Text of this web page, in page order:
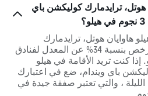
هوتل، ترايدمارك كوليكشن باي
هاوايان هوتل، ترايدمارك
كوليكشن باي ويندام عادة أرخص بنسبة 34% عن المعدل لفنادق
هيلو. إذا كنت تريد الأقامة في هيلو
باي ويندام، ضع في اعتبارك
تدفع 552 ﷼في الليلة ، والتي تعتبر صفقة جيدة في